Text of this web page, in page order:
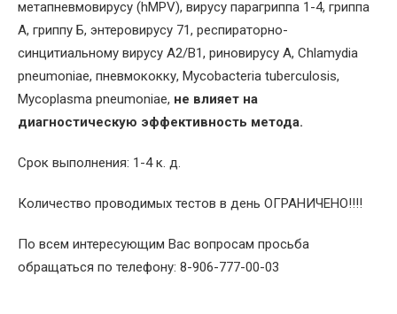
метапневмовирусу (hMPV), вирусу парагриппа 1-4, гриппа
А, гриппу Б, энтеровирусу 71, респираторно-
синцитиальному вирусу А2/В1, риновирусу А, Chlamydia
pneumoniae, пневмококку, Mycobacteria tuberculosis,
Mycoplasma pneumoniae, не влияет на
диагностическую эффективность метода.
Срок выполнения: 1-4 к. д.
Количество проводимых тестов в день ОГРАНИЧЕНО!!!!
По всем интересующим Вас вопросам просьба
обращаться по телефону: 8-906-777-00-03